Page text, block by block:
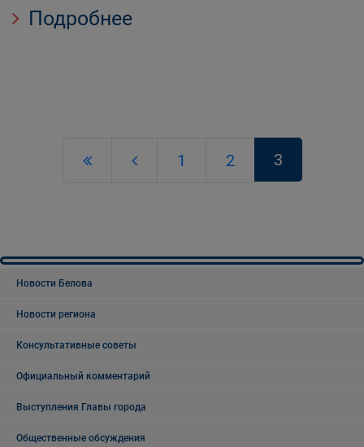
Подробнее
1 2 3
Новости Белова
Новости региона
Консультативные советы
Официальный комментарий
Выступления Главы города
Общественные обсуждения